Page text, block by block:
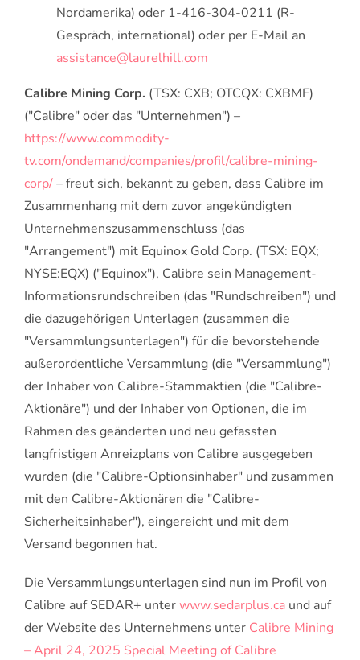
Nordamerika) oder 1-416-304-0211 (R-
Gespräch, international) oder per E-Mail an
assistance@laurelhill.com
Calibre Mining Corp. (TSX: CXB; OTCQX: CXBMF)
("Calibre" oder das "Unternehmen") –
https://www.commodity-
tv.com/ondemand/companies/profil/calibre-mining-
corp/– freut sich, bekannt zu geben, dass Calibre im
Zusammenhang mit dem zuvor angekündigten
Unternehmenszusammenschluss (das
"Arrangement") mit Equinox Gold Corp. (TSX: EQX;
NYSE:EQX) ("Equinox"), Calibre sein Management-
Informationsrundschreiben (das "Rundschreiben") und
die dazugehörigen Unterlagen (zusammen die
"Versammlungsunterlagen") für die bevorstehende
außerordentliche Versammlung (die "Versammlung")
der Inhaber von Calibre-Stammaktien (die "Calibre-
Aktionäre") und der Inhaber von Optionen, die im
Rahmen des geänderten und neu gefassten
langfristigen Anreizplans von Calibre ausgegeben
wurden (die "Calibre-Optionsinhaber" und zusammen
mit den Calibre-Aktionären die "Calibre-
Sicherheitsinhaber"), eingereicht und mit dem
Versand begonnen hat.
Die Versammlungsunterlagen sind nun im Profil von
Calibre auf SEDAR+ unterwww.sedarplus.ca und auf
der Website des Unternehmens unter Calibre Mining
– April 24, 2025 Special Meeting of Calibre